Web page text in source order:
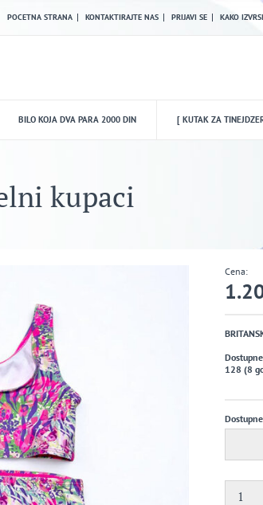
POCETNA STRANA KONTAKTIRAJTE NAS PRIJAVI SE KAKO
BILO KOJA DVA PARA 2000 DIN [ KUTAK ZA
kupaci
Cena:
128 (8